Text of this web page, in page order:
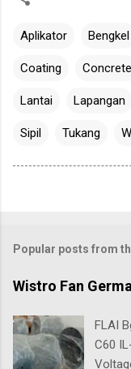
Aplikator Bengkel
Coating Concrete
Lantai Lapangan
Sipil Tukang
Popular posts from
Wistro Fan
FLAI
C60